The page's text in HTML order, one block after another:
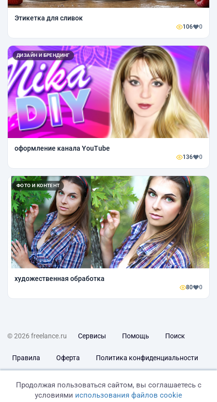
Этикетка для сливок
106 0
ДИЗАЙН И БРЕНДИНГ
оформление канала YouTube
136 0
ФОТО И КОНТЕНТ
художественная обработка
80 0
© 2026 freelance.ru Сервисы Помощь Поиск
Правила Оферта Политика конфиденциальности
Продолжая пользоваться сайтом, вы соглашаетесь с
условиями использования файлов cookie